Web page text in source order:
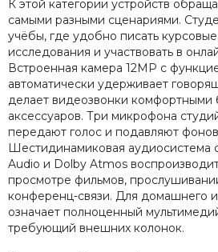
К этой категории устройств
самыми разными сценариями.
учёбы, где удобно писать
исследования и участвовать в
Встроенная камера 12MP с
автоматически удерживает
делает видеозвонки комфортными
аксессуаров. Три микрофона
передают голос и подавляют
Шестидинамиковая аудиосистема
Audio и Dolby Atmos
просмотре фильмов,
конференц-связи. Для домашнего
означает полноценный
требующий внешних колонок.